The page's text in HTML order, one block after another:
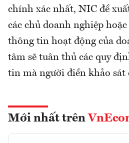
chính xác nhất, NIC đề
các chủ doanh nghiệp
thông tin hoạt động của
tâm sẽ tuân thủ các quy
tin mà người điền khảo sát
Mới nhất trên